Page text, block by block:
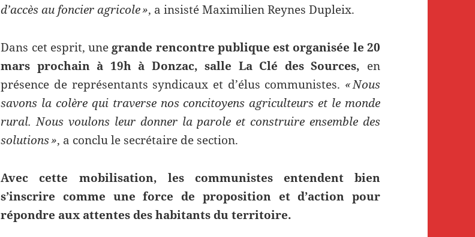
d’accès au foncier agricole », a insisté Maximilien Reynes Dupleix.
Dans cet esprit, unegrande rencontre publique est organisée le 20
mars prochain à 19h à Donzac, salle La Clé des Sources, en
présence de représentants syndicaux et d’élus communistes. « Nous
savons la colère qui traverse nos concitoyens agriculteurs et le monde
rural. Nous voulons leur donner la parole et construire ensemble des
solutions », a conclu le secrétaire de section.
Avec cette mobilisation, les communistes entendent bien
s’inscrire comme une force de proposition et d’action pour
répondre aux attentes des habitants du territoire.